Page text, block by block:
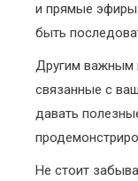
и прямые
быть
Другим важным
связанные с
давать
Не стоит